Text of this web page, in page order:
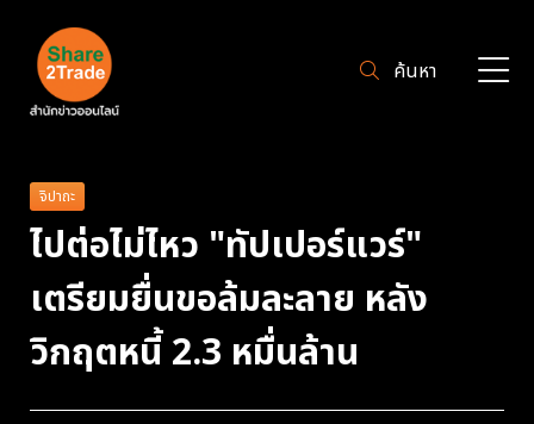
ค้นหา
จิปาถะ
ไปต่อไม่ไหว "ทัปเปอร์แวร์"
เตรียมยื่นขอล้มละลาย หลัง
วิกฤตหนี้ 2.3 หมื่นล้าน